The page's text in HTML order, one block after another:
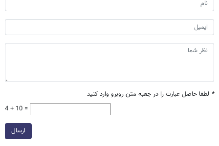
* لطفا حاصل عبارت را در جعبه متن روبرو وارد کنید
4 + 10 =
ارسال